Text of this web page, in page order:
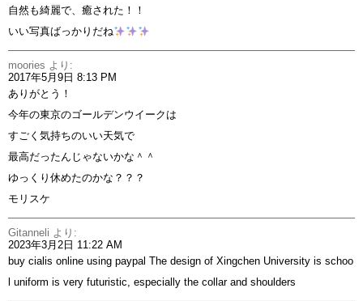
自然も綺麗で、癒された！！
いい写真ばっかりだね
moories より:
2017年5月9日 8:13 PM
ありがとう！
今年の東京のゴールデンウイークは
すごく気持ちのいい天気で
最高だったんじゃないかな＾＾
ゆっくり休めたのかな？？？
モリスケ
Gitanneli より:
2023年3月2日 11:22 AM
buy cialis online using paypal The design of Xingchen University is schoo
l uniform is very futuristic, especially the collar and shoulders